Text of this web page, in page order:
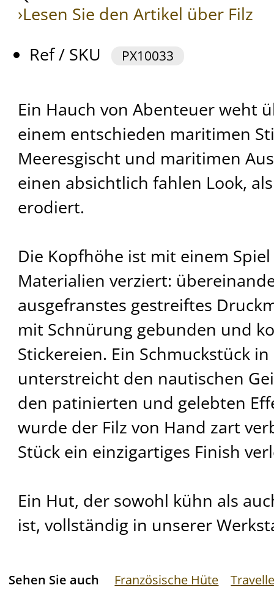
›Lesen Sie den Artikel über Filz
Ref / SKU
PX10033
Ein Hauch von Abenteuer weht
einem entschieden maritimen
Meeresgischt und maritimen
einen absichtlich fahlen Look,
erodiert.
Die Kopfhöhe ist mit einem
Materialien verziert:
ausgefranstes gestreiftes
mit Schnürung gebunden und
Stickereien. Ein Schmuckstück
unterstreicht den nautischen
den patinierten und gelebten
wurde der Filz von Hand zart
Stück ein einzigartiges Finish
Ein Hut, der sowohl kühn als
ist, vollständig in unserer
Sehen Sie auch Französische Hüte